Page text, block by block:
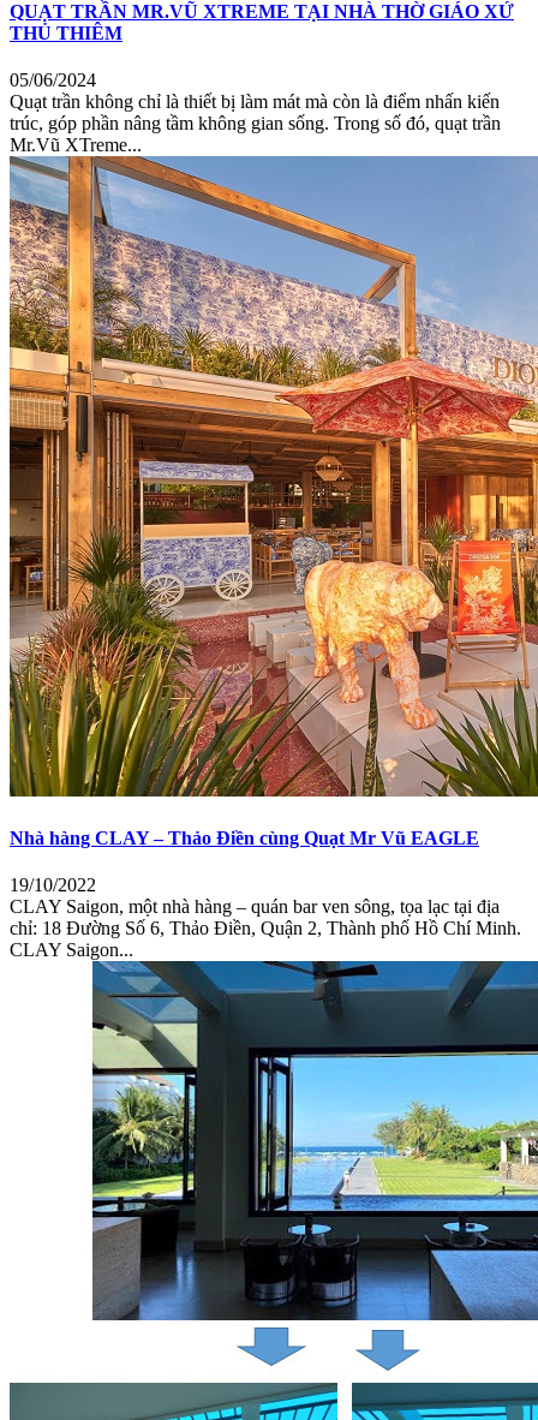
QUẠT TRẦN MR.VŨ XTREME TẠI NHÀ THỜ GIÁO XỨ
THỦ THIÊM
05/06/2024
Quạt trần không chỉ là thiết bị làm mát mà còn là điểm nhấn kiến
trúc, góp phần nâng tầm không gian sống. Trong số đó, quạt trần
Mr.Vũ XTreme...
Nhà hàng CLAY – Thảo Điền cùng Quạt Mr Vũ EAGLE
19/10/2022
CLAY Saigon, một nhà hàng – quán bar ven sông, tọa lạc tại địa
chỉ: 18 Đường Số 6, Thảo Điền, Quận 2, Thành phố Hồ Chí Minh.
CLAY Saigon...